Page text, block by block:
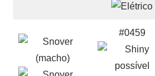
#0459